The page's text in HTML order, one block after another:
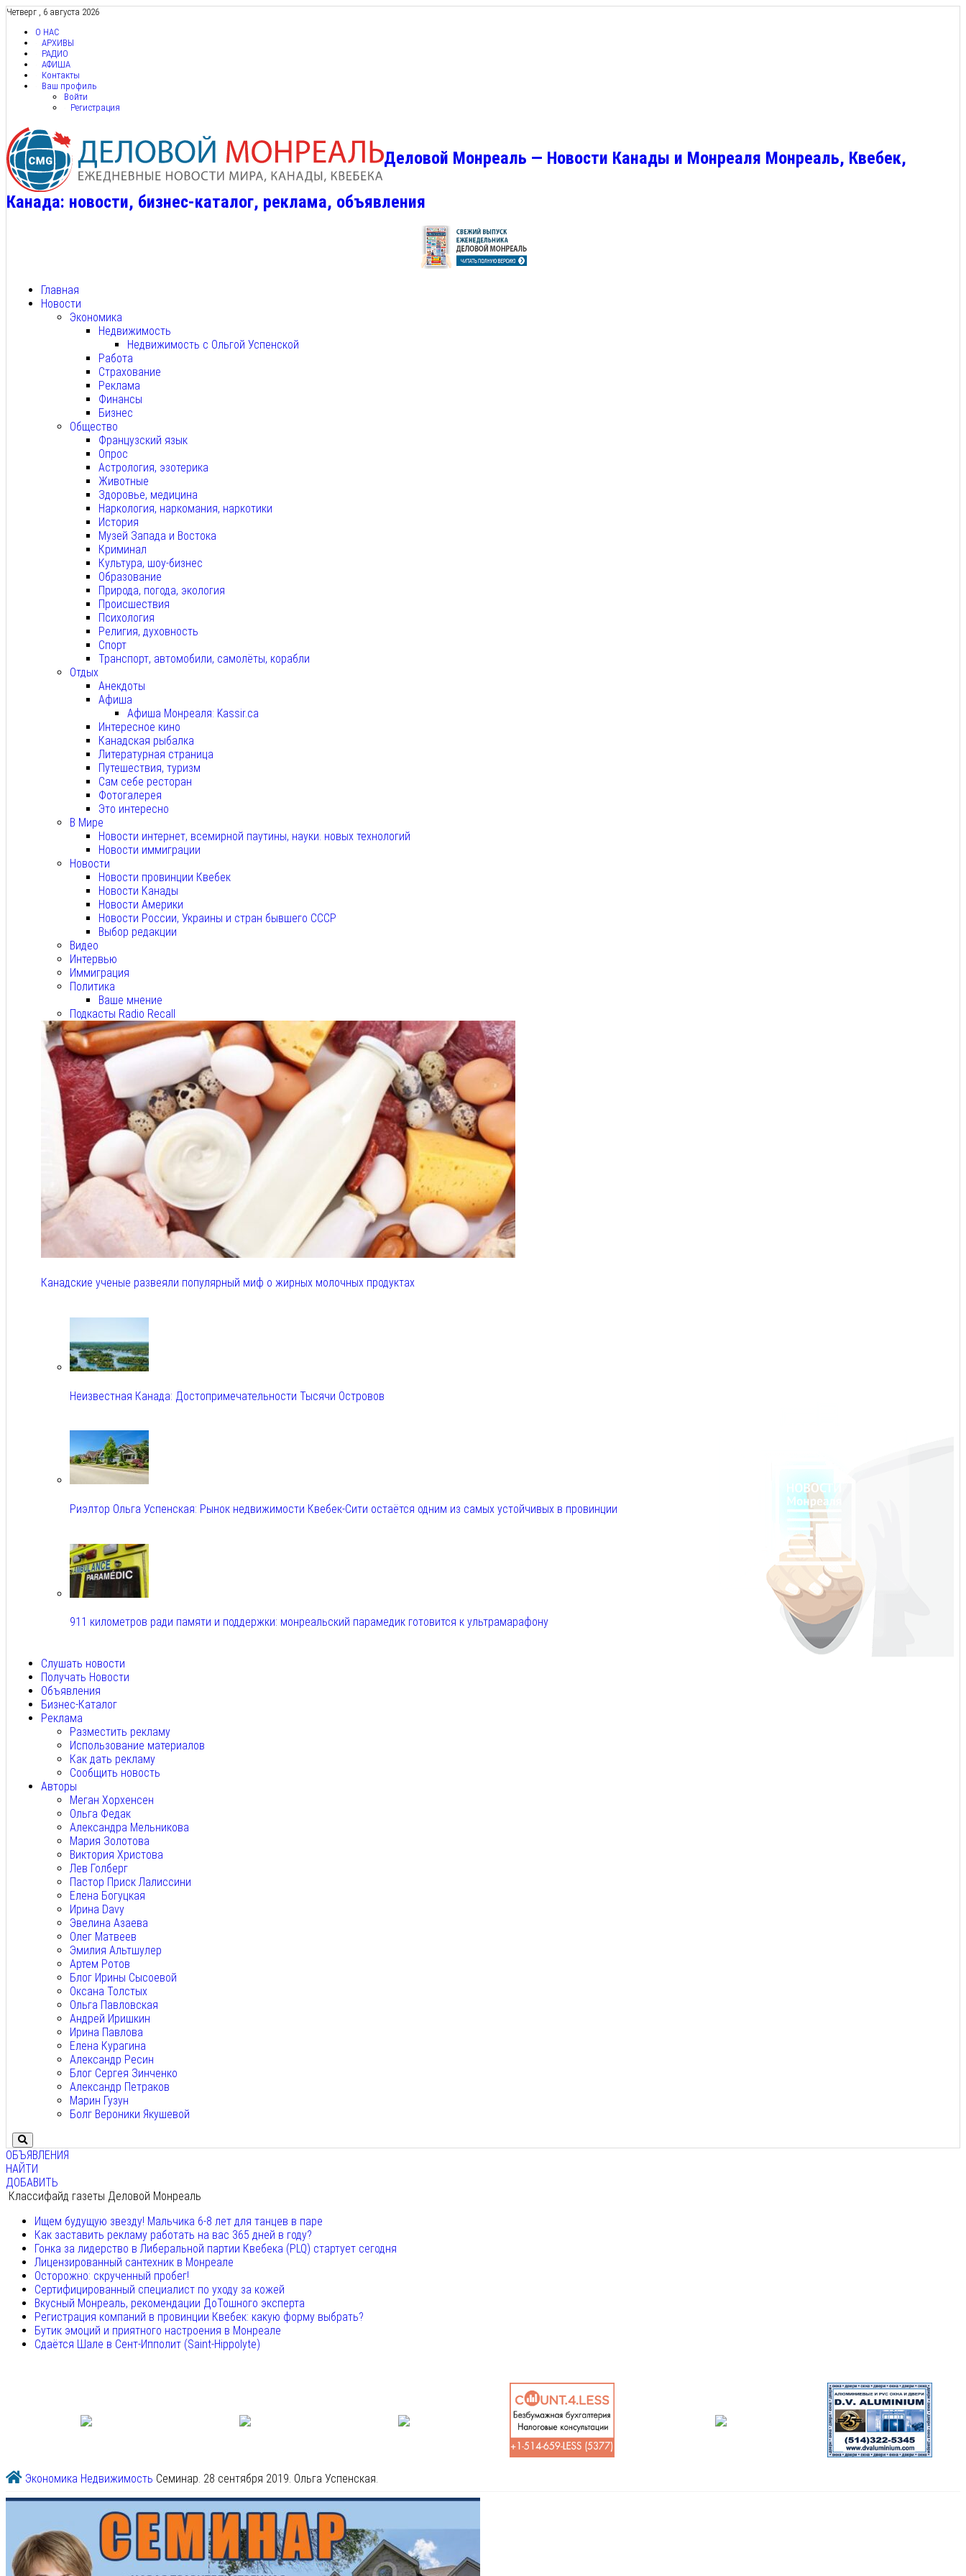
Четверг , 6 августа 2026
О НАС
АРХИВЫ
РАДИО
АФИША
Контакты
Ваш профиль
Войти
Регистрация
Деловой Монреаль — Новости Канады и Монреаля Монреаль, Квебек,
Канада: новости, бизнес-каталог, реклама, объявления
Главная
Новости
Экономика
Недвижимость
Недвижимость с Ольгой Успенской
Работа
Страхование
Реклама
Финансы
Бизнес
Общество
Французский язык
Опрос
Астрология, эзотерика
Животные
Здоровье, медицина
Наркология, наркомания, наркотики
История
Музей Запада и Востока
Криминал
Культура, шоу-бизнес
Образование
Природа, погода, экология
Происшествия
Психология
Религия, духовность
Спорт
Транспорт, автомобили, самолёты, корабли
Отдых
Анекдоты
Афиша
Афиша Монреаля: Kassir.ca
Интересное кино
Канадская рыбалка
Литературная страница
Путешествия, туризм
Сам себе ресторан
Фотогалерея
Это интересно
В Мире
Новости интернет, всемирной паутины, науки. новых технологий
Новости иммиграции
Новости
Новости провинции Квебек
Новости Канады
Новости Америки
Новости России, Украины и стран бывшего СССР
Выбор редакции
Видео
Интервью
Иммиграция
Политика
Ваше мнение
Подкасты Radio Recall
Канадские ученые развеяли популярный миф о жирных молочных продуктах
Неизвестная Канада: Достопримечательности Тысячи Островов
Риэлтор Ольга Успенская: Рынок недвижимости Квебек-Сити остаётся одним из самых устойчивых в провинции
911 километров ради памяти и поддержки: монреальский парамедик готовится к ультрамарафону
Слушать новости
Получать Новости
Объявления
Бизнес-Каталог
Реклама
Разместить рекламу
Использование материалов
Как дать рекламу
Сообщить новость
Авторы
Меган Хорхенсен
Ольга Федак
Александра Мельникова
Мария Золотова
Виктория Христова
Лев Голберг
Пастор Приск Лалиссини
Елена Богуцкая
Ирина Davy
Эвелина Азаева
Олег Матвеев
Эмилия Альтшулер
Артем Ротов
Блог Ирины Сысоевой
Оксана Толстых
Ольга Павловская
Андрей Иришкин
Ирина Павлова
Елена Курагина
Александр Ресин
Блог Сергея Зинченко
Александр Петраков
Марин Гузун
Болг Вероники Якушевой
ОБЪЯВЛЕНИЯ
НАЙТИ
ДОБАВИТЬ
Классифайд газеты Деловой Монреаль
Ищем будущую звезду! Мальчика 6-8 лет для танцев в паре
Как заставить рекламу работать на вас 365 дней в году?
Гонка за лидерство в Либеральной партии Квебека (PLQ) стартует сегодня
Лицензированный сантехник в Монреале
Осторожно: скрученный пробег!
Сертифицированный специалист по уходу за кожей
Вкусный Монреаль, рекомендации ДоТошного эксперта
Регистрация компаний в провинции Квебек: какую форму выбрать?
Бутик эмоций и приятного настроения в Монреале
Сдаётся Шале в Сент-Ипполит (Saint-Hippolyte)
Экономика Недвижимость Семинар. 28 сентября 2019. Ольга Успенская.